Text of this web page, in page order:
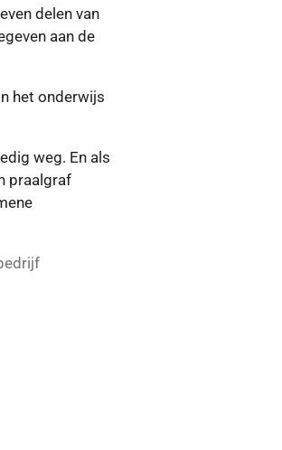
delen van
aan de
het onderwijs
weg. En als
praalgraf